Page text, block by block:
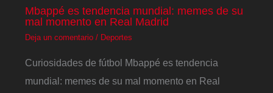
Mbappé es tendencia mundial: memes de su
mal momento en Real Madrid
Deja un comentario / Deportes
Curiosidades de fútbol Mbappé es tendencia
mundial: memes de su mal momento en Real